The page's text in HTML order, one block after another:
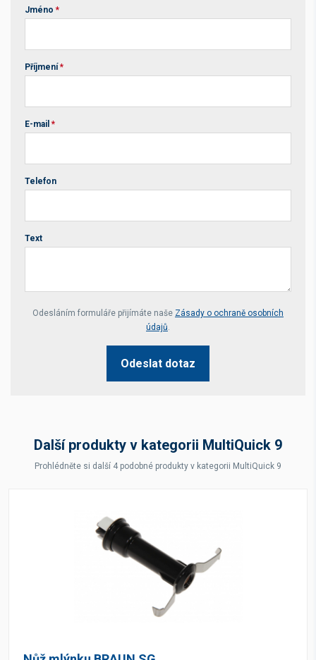
Jméno *
Příjmení *
E-mail *
Telefon
Text
Your website *
Odesláním formuláře přijímáte naše Zásady o ochraně osobních
údajů.
Odeslat dotaz
Další produkty v kategorii MultiQuick 9
Prohlédněte si další 4 podobné produkty v kategorii MultiQuick 9